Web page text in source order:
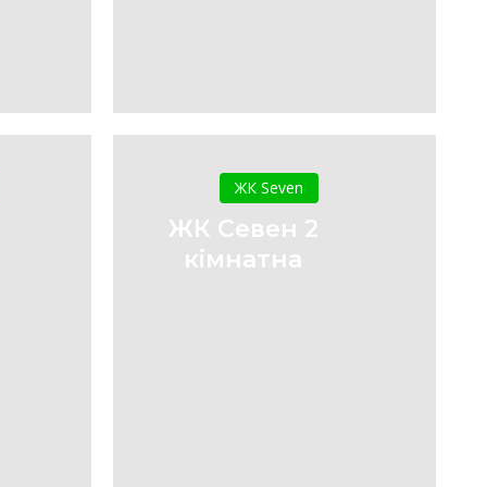
Севен
2
кімнатна
ЖК Seven
ЖК Севен 2
кімнатна